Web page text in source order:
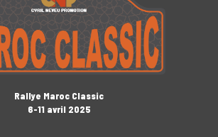
Rallye Maroc Classic
6-11 avril 2025